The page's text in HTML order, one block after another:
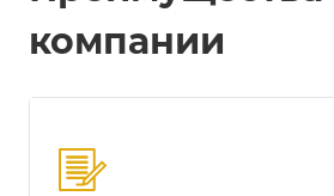
компании